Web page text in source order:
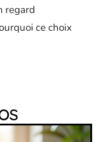
regard
ce choix